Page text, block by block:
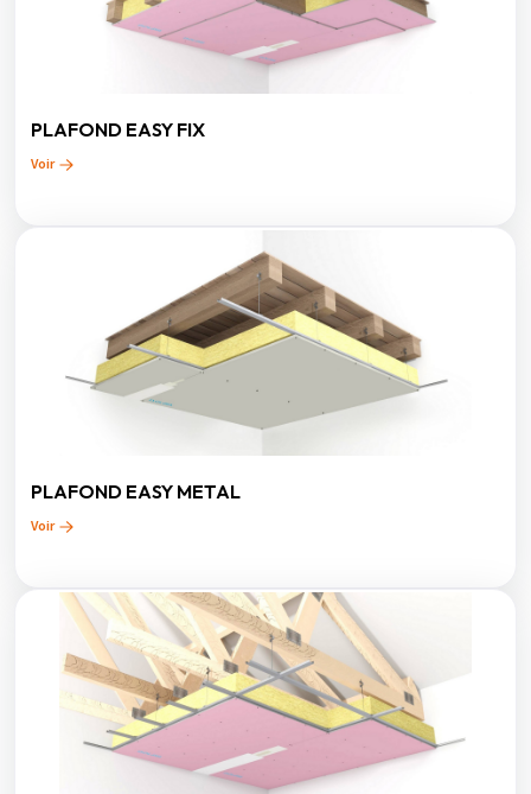
PLAFOND EASY FIX
Voir
PLAFOND EASY METAL
Voir